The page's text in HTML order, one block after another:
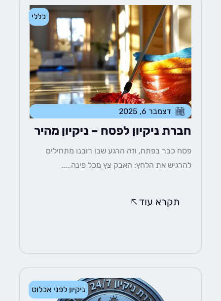
כללי
דצמבר 6, 2025
חברת ניקיון לפסח – ניקיון מהיר
פסח כבר בפתח, וזה הרגע שבו רובנו מתחילים
להרגיש את הלחץ: האבק צץ מכל פינה,....
תקרא עוד
ניקיון לפני אכלוס